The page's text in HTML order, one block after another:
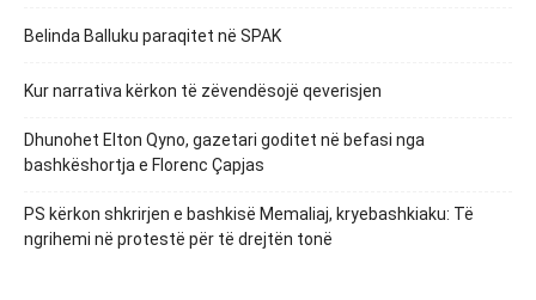
Belinda Balluku paraqitet në SPAK
Kur narrativa kërkon të zëvendësojë qeverisjen
Dhunohet Elton Qyno, gazetari goditet në befasi nga
bashkëshortja e Florenc Çapjas
PS kërkon shkrirjen e bashkisë Memaliaj, kryebashkiaku: Të
ngrihemi në protestë për të drejtën tonë